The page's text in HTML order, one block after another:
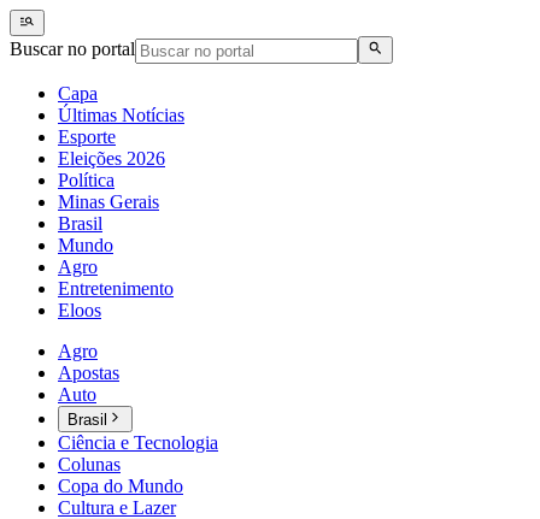
Buscar no portal
Capa
Últimas Notícias
Esporte
Eleições 2026
Política
Minas Gerais
Brasil
Mundo
Agro
Entretenimento
Eloos
Agro
Apostas
Auto
Brasil
Ciência e Tecnologia
Colunas
Copa do Mundo
Cultura e Lazer